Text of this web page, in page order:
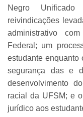
Negro
reivindicações
administrativo
Federal; um
estudante enquanto
segurança das e
desenvolvimento
racial da UFSM; e
jurídico aos